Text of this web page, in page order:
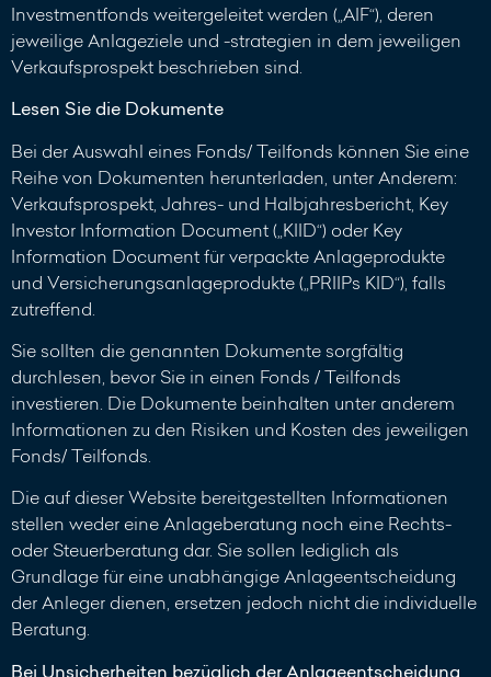
Investmentfonds weitergeleitet werden („AIF“), deren
jeweilige Anlageziele und -strategien in dem jeweiligen
Verkaufsprospekt beschrieben sind.
Lesen Sie die Dokumente
Bei der Auswahl eines Fonds/ Teilfonds können Sie eine
Reihe von Dokumenten herunterladen, unter Anderem:
Verkaufsprospekt, Jahres- und Halbjahresbericht, Key
Investor Information Document („KIID“) oder Key
Information Document für verpackte Anlageprodukte
und Versicherungsanlageprodukte („PRIIPs KID“), falls
zutreffend.
Sie sollten die genannten Dokumente sorgfältig
durchlesen, bevor Sie in einen Fonds / Teilfonds
investieren. Die Dokumente beinhalten unter anderem
Informationen zu den Risiken und Kosten des jeweiligen
Fonds/ Teilfonds.
Die auf dieser Website bereitgestellten Informationen
stellen weder eine Anlageberatung noch eine Rechts-
oder Steuerberatung dar. Sie sollen lediglich als
Grundlage für eine unabhängige Anlageentscheidung
der Anleger dienen, ersetzen jedoch nicht die individuelle
Beratung.
Bei Unsicherheiten bezüglich der Anlageentscheidung